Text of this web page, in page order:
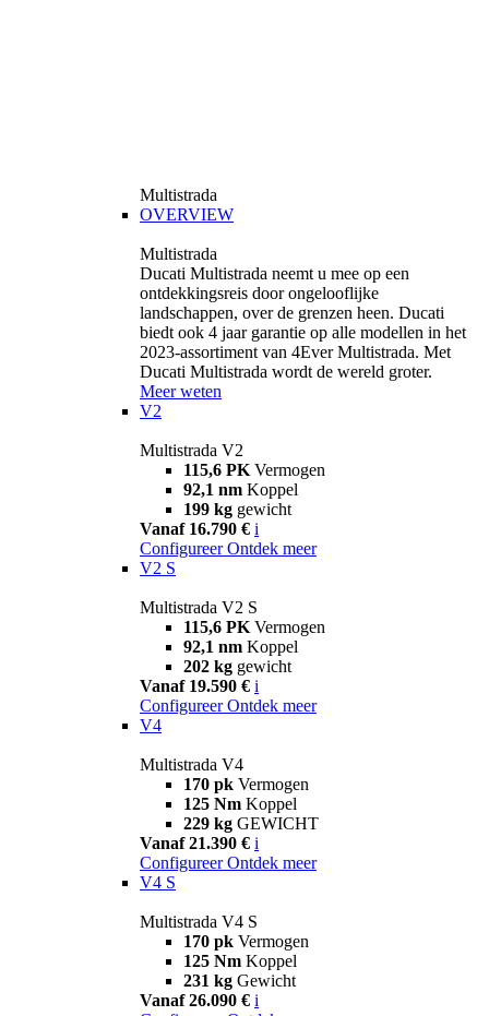
Multistrada
OVERVIEW
Multistrada
Ducati Multistrada neemt u mee op een
ontdekkingsreis door ongelooflijke
landschappen, over de grenzen heen. Ducati
biedt ook 4 jaar garantie op alle modellen in het
2023-assortiment van 4Ever Multistrada. Met
Ducati Multistrada wordt de wereld groter.
Meer weten
V2
Multistrada V2
115,6 PK Vermogen
92,1 nm Koppel
199 kg gewicht
Vanaf 16.790 € i
Configureer Ontdek meer
V2 S
Multistrada V2 S
115,6 PK Vermogen
92,1 nm Koppel
202 kg gewicht
Vanaf 19.590 € i
Configureer Ontdek meer
V4
Multistrada V4
170 pk Vermogen
125 Nm Koppel
229 kg GEWICHT
Vanaf 21.390 € i
Configureer Ontdek meer
V4 S
Multistrada V4 S
170 pk Vermogen
125 Nm Koppel
231 kg Gewicht
Vanaf 26.090 € i